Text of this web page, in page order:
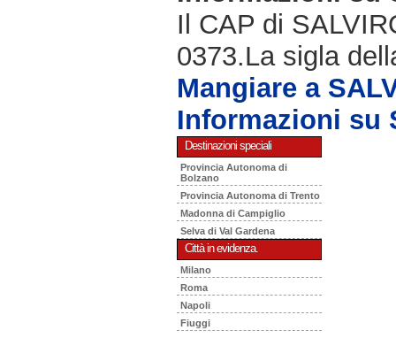
Il CAP di
0373.La sigla
Mangiare a
Informazioni su
Destinazioni speciali
Provincia Autonoma di
Bolzano
Provincia Autonoma di Trento
Madonna di Campiglio
Selva di Val Gardena
Città in evidenza.
Milano
Roma
Napoli
Fiuggi